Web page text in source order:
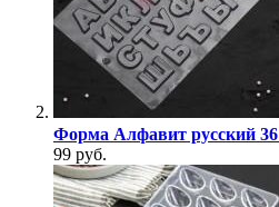
Форма Алфавит русский
99 руб.